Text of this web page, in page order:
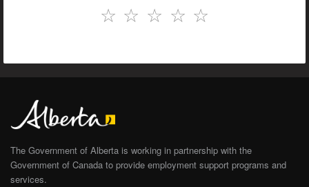
☆
☆
☆
☆
☆
The Government of Alberta is working in partnership with the
Government of Canada to provide employment support programs and
services.